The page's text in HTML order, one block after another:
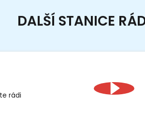
DALŠÍ STANICE
rádi